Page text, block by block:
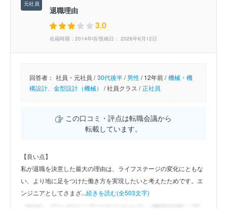
退職理由
3.0
在籍時期：2014年頃/投稿日： 2026年6月12日
回答者： 社員・元社員 / 30代後半/男性/12年前 / 機械・機
構設計、金型設計（機械） /社員クラス / 正社員
この口コミ・評点は転職会議から
転載しています。
【良い点】
私が退職を決意した最大の理由は、ライフステージの変化にともな
い、より地に足をつけた働き方を実現したいと考えたためです。エ
ンジニアとしてさまざ...続きを読む(全503文字)